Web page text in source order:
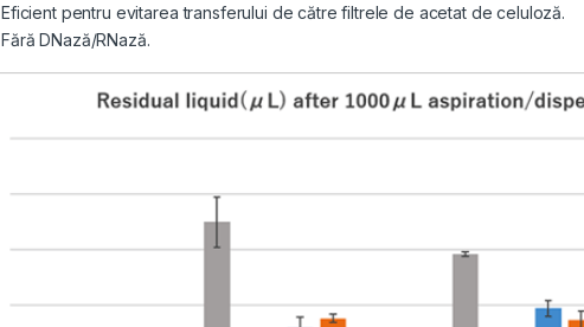
Eficient pentru evitarea transferului de către filtrele de acetat de celuloză.
Fără DNază/RNază.